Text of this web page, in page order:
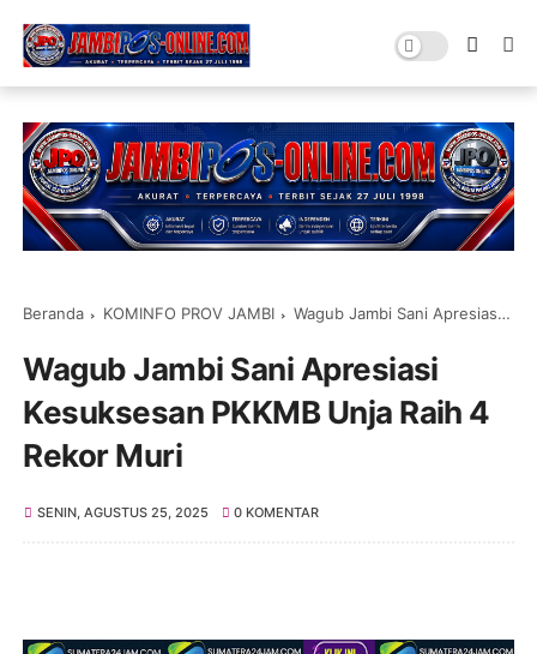
Beranda KOMINFO PROV JAMBI Wagub Jambi Sani Apresiasi Kesuksesan PKKMB Unja Raih 4 Rekor Muri
Wagub Jambi Sani Apresiasi
Kesuksesan PKKMB Unja Raih 4
Rekor Muri
SENIN, AGUSTUS 25, 2025 0 KOMENTAR